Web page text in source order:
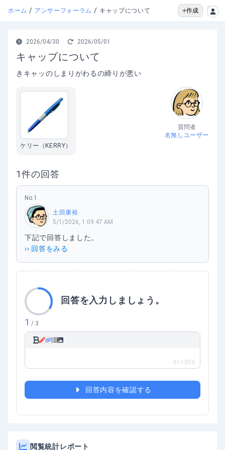
ホーム / アンサーフォーラム / キャップについて 作成
2026/04/30 2026/05/01
キャップについて
きキャッのしまりがわるの締りが悪い
ケリー（KERRY）
質問者
名無しユーザー
1件の回答
No.1
土田康裕
5/1/2026, 1:09:47 AM
下記で回答しました。
›› 回答をみる
1 / 3
回答を入力しましょう。
0 /1000
回答内容を確認する
閲覧統計レポート